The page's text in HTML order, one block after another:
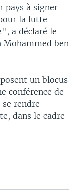
pays à signer
la lutte
a déclaré le
ben
un blocus
conférence de
rendre
dans le cadre